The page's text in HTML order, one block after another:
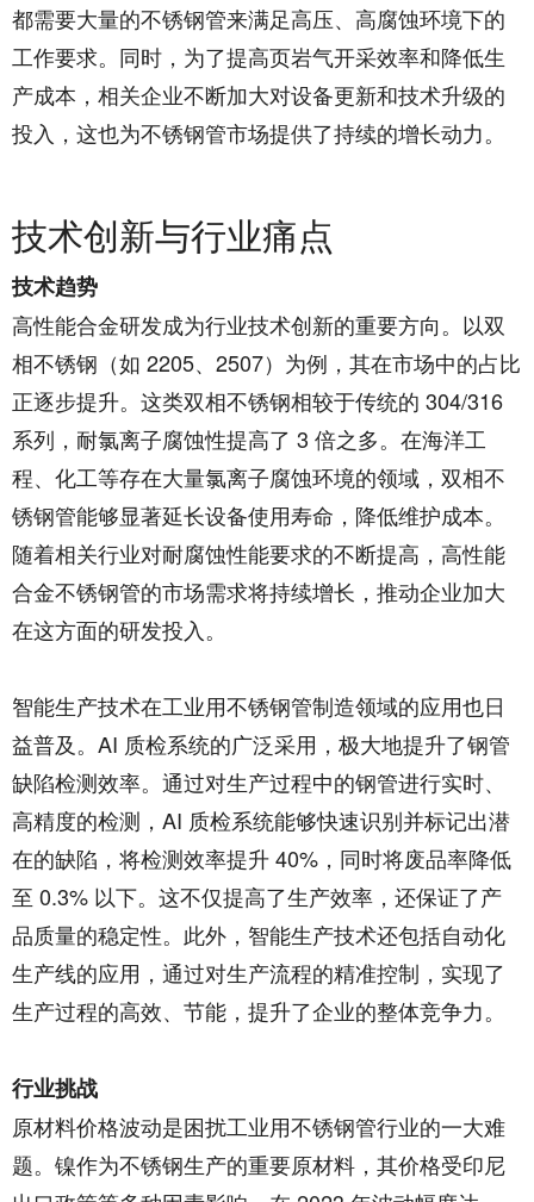
都需要大量的不锈钢管来满足高压、高腐蚀环境下的
工作要求。同时，为了提高页岩气开采效率和降低生
产成本，相关企业不断加大对设备更新和技术升级的
投入，这也为不锈钢管市场提供了持续的增长动力。​
技术创新与行业痛点​
技术趋势
高性能合金研发成为行业技术创新的重要方向。以双
相不锈钢（如 2205、2507）为例，其在市场中的占比
正逐步提升。这类双相不锈钢相较于传统的 304/316
系列，耐氯离子腐蚀性提高了 3 倍之多。在海洋工
程、化工等存在大量氯离子腐蚀环境的领域，双相不
锈钢管能够显著延长设备使用寿命，降低维护成本。
随着相关行业对耐腐蚀性能要求的不断提高，高性能
合金不锈钢管的市场需求将持续增长，推动企业加大
在这方面的研发投入。​
智能生产技术在工业用不锈钢管制造领域的应用也日
益普及。AI 质检系统的广泛采用，极大地提升了钢管
缺陷检测效率。通过对生产过程中的钢管进行实时、
高精度的检测，AI 质检系统能够快速识别并标记出潜
在的缺陷，将检测效率提升 40%，同时将废品率降低
至 0.3% 以下。这不仅提高了生产效率，还保证了产
品质量的稳定性。此外，智能生产技术还包括自动化
生产线的应用，通过对生产流程的精准控制，实现了
生产过程的高效、节能，提升了企业的整体竞争力。​
行业挑战​
原材料价格波动是困扰工业用不锈钢管行业的一大难
题。镍作为不锈钢生产的重要原材料，其价格受印尼